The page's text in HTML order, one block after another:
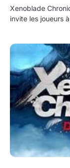
Xenoblade
invite les joueurs